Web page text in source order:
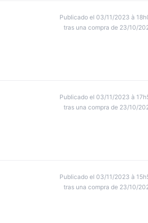
Publicado el 03/11/2023 à
tras una compra de 23/10/
Publicado el 03/11/2023 à
tras una compra de 23/10/
Publicado el 03/11/2023 à
tras una compra de 23/10/